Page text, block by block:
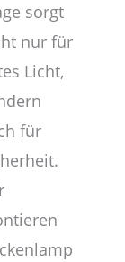
sorgt
nur für
Licht,
für